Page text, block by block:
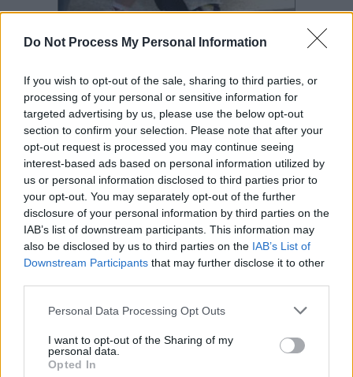
Do Not Process My Personal Information
If you wish to opt-out of the sale, sharing to third parties, or
processing of your personal or sensitive information for
targeted advertising by us, please use the below opt-out
section to confirm your selection. Please note that after your
opt-out request is processed you may continue seeing
interest-based ads based on personal information utilized by
us or personal information disclosed to third parties prior to
your opt-out. You may separately opt-out of the further
disclosure of your personal information by third parties on the
IAB’s list of downstream participants. This information may
also be disclosed by us to third parties on the IAB’s List of
Downstream Participants that may further disclose it to other
Personal Data Processing Opt Outs
I want to opt-out of the Sharing of my
personal data.
Opted In
Erre mindig van idő. Ragadjunk meg minden lehetséges alkalmat, amikor
zenét hallgathatunk. Jó ötlet a kádban énekelgetni. A mosakodás idejére egy
teljes kis repertoár összeállítható azokból a dalokból, amiket ismernek,
szeretnek. Az autóban is szóljon a muzsika, gyorsabban telik az utazással
töltött idő. Velem gyakran előfordul, hogy egy jó szám miatt nincs kedvem
kiszállni a kocsiból, pedig már megérkeztem a célomhoz. Otthon
mindennapos program legyen a zenehallgatás, akár összekötve valami más
tevékenységgel, amit szívesen végeznek. Nálunk a hintázáshoz
hozzátartozik a zene, ezért ha a játszótéren hintáznak, ott énekelnem kell.
Milyen zenét válasszunk?
A zene kiválasztásával természetesen az ízlést alakítjuk, ezért válasszunk
szerettünk igazán hallgatni gyermekkorunkban, és onnan is csipegetni.
tetszését Halász Judit, Kaláka, 100 Folk Celsius, Eszményi Viktória, vagy
Gryllus művekkel. A maiak között is találunk számos magas színvonalú,
értékes alkotást, mi nagyon szeretjük Kaszás Attila verses, dalos lemezét, az
Alma együttes vidám, jó hangulatú nótáit.